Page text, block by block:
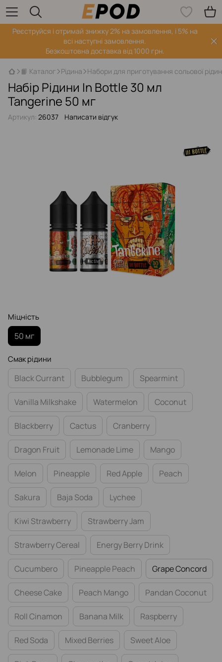
Реєструйся і отримай знижку 2% на замовлення, і 5% на
всі наступні замовлення.
Безкоштовна доставка від 1000 грн.
📙 Каталог Рідина Набори для приготування сольової
Набір Рідини In Bottle 30 мл
Tangerine 50 мг
Артикул: 26037 Написати відгук
Міцність
50 мг
Смак рідини
Black Currant Bubblegum Spearmint
Vanilla Milkshake Watermelon Coconut
Blackberry Cactus Cranberry
Dragon Fruit Lemonade Lime Mango
Melon Pineapple Red Apple Peach
Sakura Baja Soda Lychee
Kiwi Strawberry Strawberry Jam
Strawberry Cereal Energy Berry Drink
Cucumbero Pineapple Peach Grape Concord
Cheese Cake Peach Mango Pandan Coconut
Roll Cinamon Banana Milk Raspberry
Red Soda Mixed Berries Sweet Aloe